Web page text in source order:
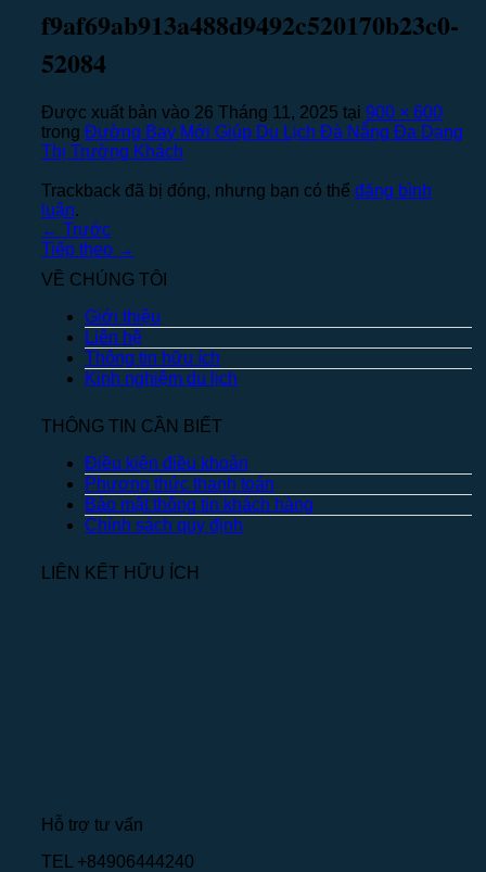
f9af69ab913a488d9492c520170b23c0-
52084
Được xuất bản vào 26 Tháng 11, 2025 tại 900 × 600
trong Đường Bay Mới Giúp Du Lịch Đà Nẵng Đa Dạng
Thị Trường Khách
Trackback đã bị đóng, nhưng bạn có thể đăng bình
luận.
← Trước
Tiếp theo →
VỀ CHÚNG TÔI
Giới thiệu
Liên hệ
Thông tin hữu ích
Kinh nghiệm du lịch
THÔNG TIN CẦN BIẾT
Điều kiện điều khoản
Phương thức thanh toán
Bảo mật thông tin khách hàng
Chính sách quy định
LIÊN KẾT HỮU ÍCH
Hỗ trợ tư vấn
TEL +84906444240